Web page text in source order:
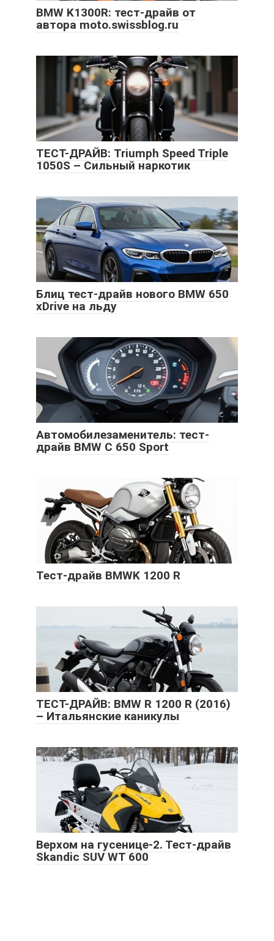
BMW K1300R: тест-драйв от
автора moto.swissblog.ru
ТЕСТ-ДРАЙВ: Triumph Speed Triple
1050S – Сильный наркотик
Блиц тест-драйв нового BMW 650
xDrive на льду
Автомобилезаменитель: тест-
драйв BMW C 650 Sport
Тест-драйв BMWK 1200 R
ТЕСТ-ДРАЙВ: BMW R 1200 R (2016)
– Итальянские каникулы
Верхом на гусенице-2. Тест-драйв
Skandic SUV WT 600